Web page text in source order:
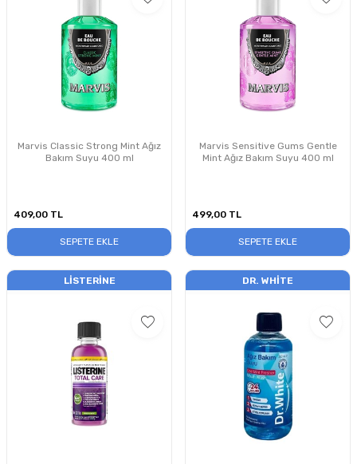
Marvis Classic Strong Mint Ağız
Bakım Suyu 400 ml
409,00 TL
SEPETE EKLE
Marvis Sensitive Gums Gentle
Mint Ağız Bakım Suyu 400 ml
499,00 TL
SEPETE EKLE
LISTERINE DR. WHITE